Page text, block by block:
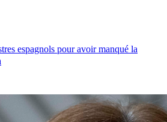
espagnols pour avoir manqué la